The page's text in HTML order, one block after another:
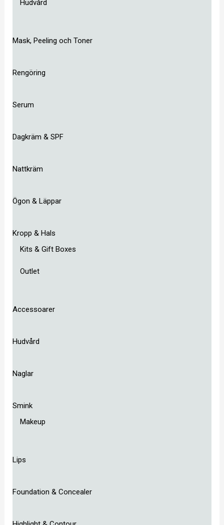
Hudvård
Mask, Peeling och Toner
Rengöring
Serum
Dagkräm & SPF
Nattkräm
Ögon & Läppar
Kropp & Hals
Kits & Gift Boxes
Outlet
Accessoarer
Hudvård
Naglar
Smink
Makeup
Lips
Foundation & Concealer